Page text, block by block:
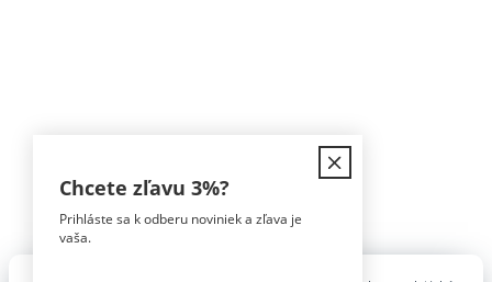
Tomáš Hula
Chcete zľavu 3%?
Prihláste sa k odberu noviniek a zľava je
vaša.